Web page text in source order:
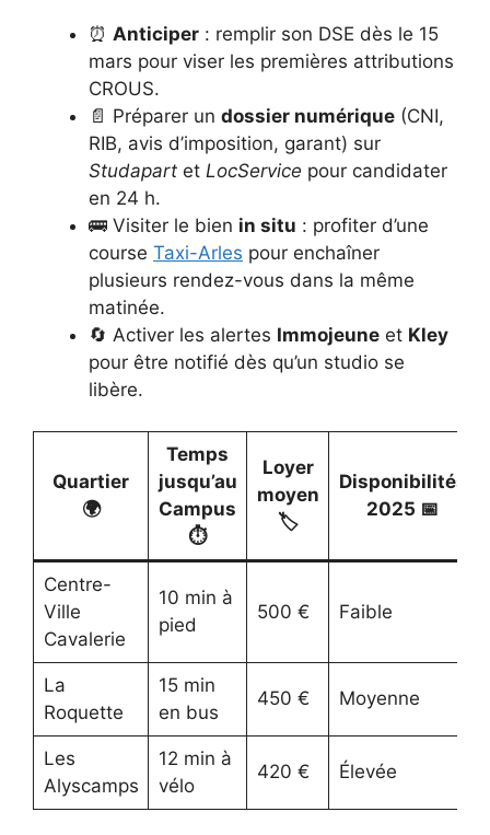
⏰ Anticiper : remplir son DSE dès le 15
mars pour viser les premières attributions
CROUS.
📄 Préparer un dossier numérique (CNI,
RIB, avis d’imposition, garant) sur
Studapart et LocService pour candidater
en 24 h.
🚌 Visiter le bien in situ : profiter d’une
course Taxi-Arles pour enchaîner
plusieurs rendez-vous dans la même
matinée.
🔄 Activer les alertes Immojeune et Kley
pour être notifié dès qu’un studio se
libère.
Quartier
🌍
Temps
jusqu’au
Campus
⏱️
Loyer
moyen
🏷️
Disponibilités
2025 📅
Centre-
Ville
Cavalerie
10 min à
pied
500 € Faible
La
Roquette
15 min
en bus
450 € Moyenne
Les
Alyscamps
12 min à
vélo
420 € Élevée